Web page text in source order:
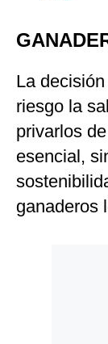
La
riesgo la
privarlos
esencial,
ganaderos